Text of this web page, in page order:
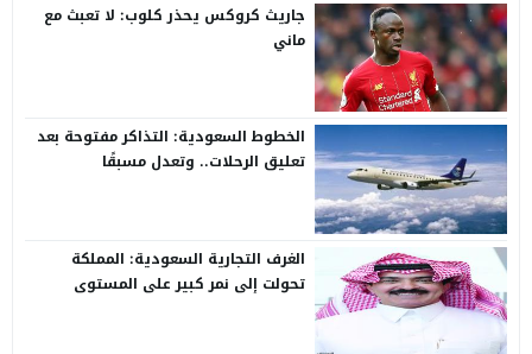
جاريث كروكس يحذر كلوب: لا تعبث مع
ماني
الخطوط السعودية: التذاكر مفتوحة بعد
تعليق الرحلات.. وتعدل مسبقًا
الغرف التجارية السعودية: المملكة
تحولت إلى نمر كبير على المستوى